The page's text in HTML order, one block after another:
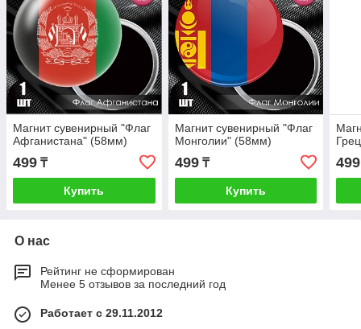
Магнит сувенирный "Флаг
Афганистана" (58мм)
499 ₸
Купить
Магнит сувенирный "Флаг
Монголии" (58мм)
499₸
Купить
499
О нас
Рейтинг не сформирован
Менее 5 отзывов за последний год
Работает с 29.11.2012